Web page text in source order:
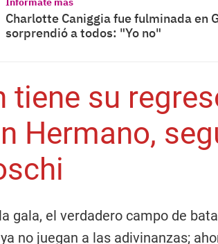
Charlotte Caniggia fue fulminada en
sorprendió a todos: "Yo no"
tiene su
Hermano,
gala, el verdadero campo de
no juegan a las adivinanzas;